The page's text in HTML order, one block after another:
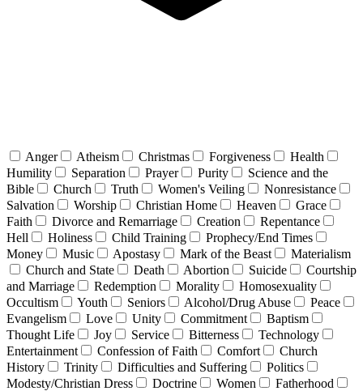
Anger Atheism Christmas Forgiveness
Health
Humility
Separation Prayer Purity
Science and the
Bible
Church Truth Women's Veiling
Nonresistance
Salvation
Worship Christian Home Heaven
Grace
Faith
Divorce and Remarriage Creation
Repentance
Hell
Holiness Child Training
Prophecy/End Times
Money
Music Apostasy Mark of the Beast
Materialism
Church and State
Death Abortion Suicide
Courtship
and Marriage
Redemption Morality
Homosexuality
Occultism
Youth Seniors Alcohol/Drug Abuse
Peace
Evangelism
Love Unity Commitment
Baptism
Thought Life
Joy Service Bitterness
Technology
Entertainment
Confession of Faith Comfort
Church
History
Trinity Difficulties and Suffering
Politics
Modesty/Christian Dress
Doctrine Women
Fatherhood